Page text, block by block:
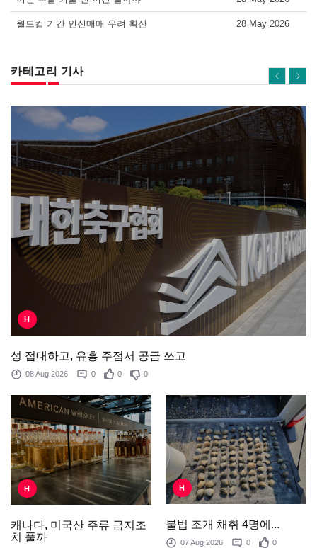
월드컵 기간 인신매매 우려 확산 28 May 2026
카테고리 기사
H
성 접대하고, 유흥 주점서 공금 쓰고
08 Aug 2026 0 0 0
H
캐나다, 미국산 주류 금지조
치 풀까
H
불법 조개 채취 4명에...
07 Aug 2026 0
0